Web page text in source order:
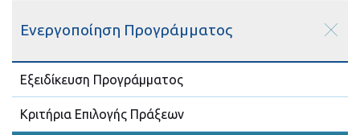
Ενεργοποίηση Προγράμματος
Εξειδίκευση Προγράμματος
Κριτήρια Επιλογής Πράξεων